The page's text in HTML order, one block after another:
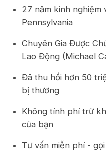
27 năm kinh
Pennsylvania
Chuyên Gia Được
Lao Động (Michael
Đã thu hồi hơn 50
bị thương
Không tính phí trừ
của bạn
Tư vấn miễn phí -